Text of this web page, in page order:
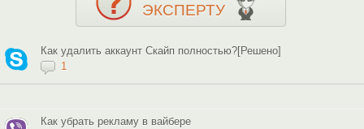
ЭКСПЕРТУ
Как удалить аккаунт Скайп полностью?[Решено]
1
Как убрать рекламу в вайбере